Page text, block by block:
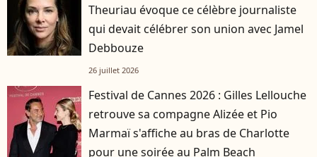
Theuriau évoque ce célèbre journaliste
qui devait célébrer son union avec Jamel
Debbouze
26 juillet 2026
Festival de Cannes 2026 : Gilles Lellouche
retrouve sa compagne Alizée et Pio
Marmaï s'affiche au bras de Charlotte
pour une soirée au Palm Beach